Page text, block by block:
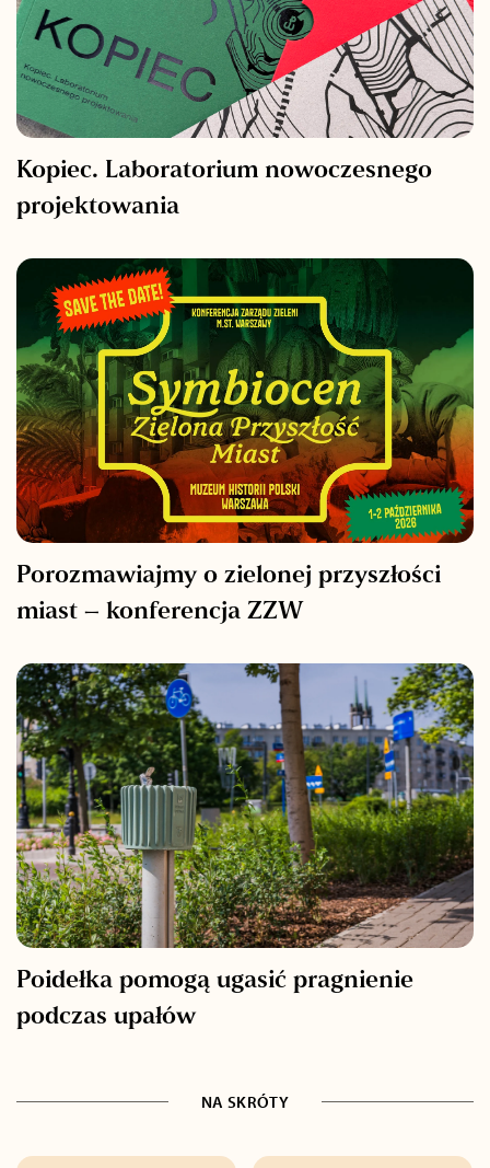
Kopiec. Laboratorium nowoczesnego
projektowania
Porozmawiajmy o zielonej przyszłości
miast – konferencja ZZW
Poidełka pomogą ugasić pragnienie
podczas upałów
NA SKRÓTY